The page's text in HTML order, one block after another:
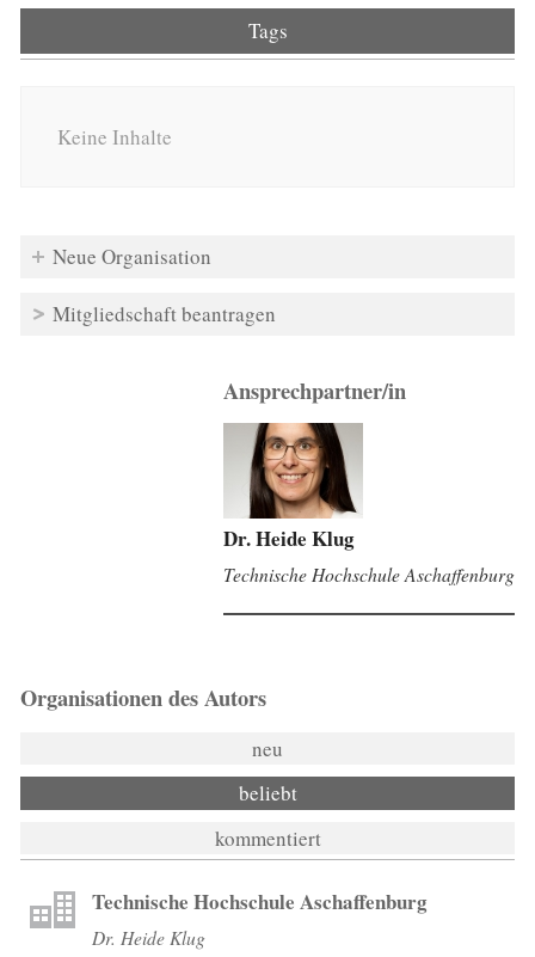
Tags
Keine Inhalte
Neue Organisation
Mitgliedschaft beantragen
Ansprechpartner/in
Dr. Heide Klug
Technische Hochschule Aschaffenburg
Organisationen des Autors
neu
beliebt
kommentiert
Technische Hochschule Aschaffenburg
Dr. Heide Klug